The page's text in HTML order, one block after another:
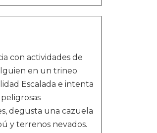
con actividades de
en un trineo
Escalada e intenta
degusta una cazuela
y terrenos nevados.